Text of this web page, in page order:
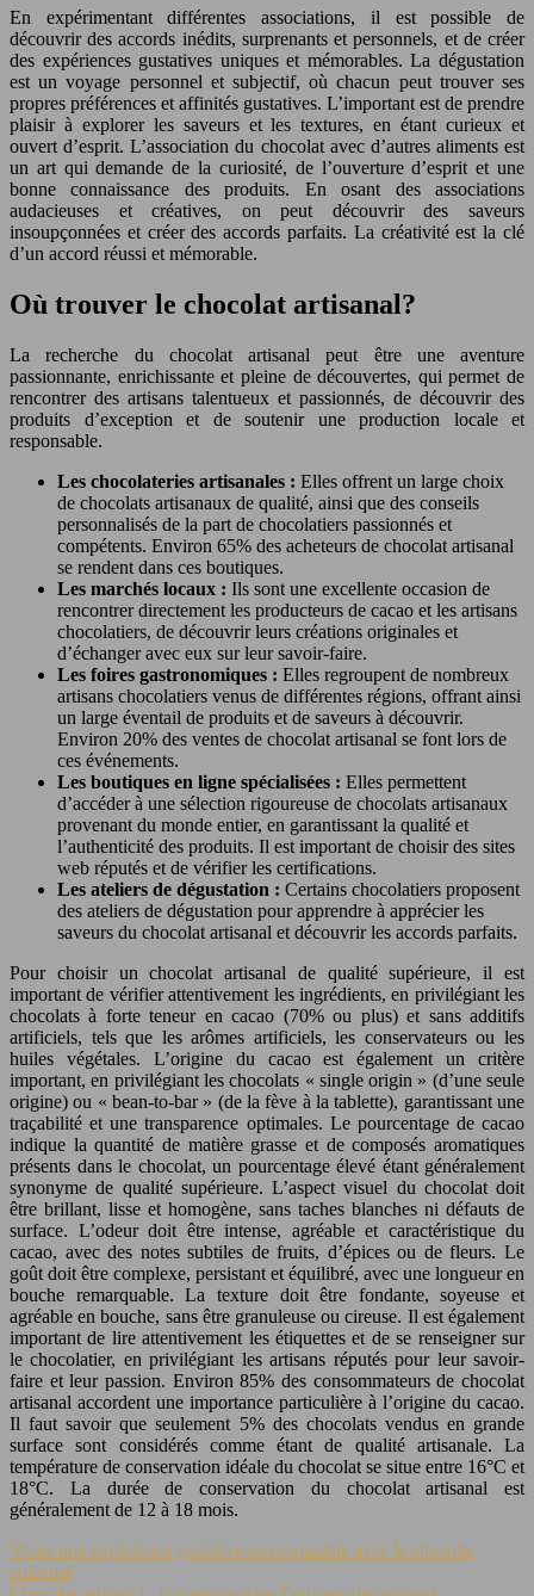
En expérimentant différentes associations, il est possible de
découvrir des accords inédits, surprenants et personnels, et de créer
des expériences gustatives uniques et mémorables. La dégustation
est un voyage personnel et subjectif, où chacun peut trouver ses
propres préférences et affinités gustatives. L’important est de prendre
plaisir à explorer les saveurs et les textures, en étant curieux et
ouvert d’esprit. L’association du chocolat avec d’autres aliments est
un art qui demande de la curiosité, de l’ouverture d’esprit et une
bonne connaissance des produits. En osant des associations
audacieuses et créatives, on peut découvrir des saveurs
insoupçonnées et créer des accords parfaits. La créativité est la clé
d’un accord réussi et mémorable.
Où trouver le chocolat artisanal?
La recherche du chocolat artisanal peut être une aventure
passionnante, enrichissante et pleine de découvertes, qui permet de
rencontrer des artisans talentueux et passionnés, de découvrir des
produits d’exception et de soutenir une production locale et
responsable.
Les chocolateries artisanales : Elles offrent un large choix
de chocolats artisanaux de qualité, ainsi que des conseils
personnalisés de la part de chocolatiers passionnés et
compétents. Environ 65% des acheteurs de chocolat artisanal
se rendent dans ces boutiques.
Les marchés locaux : Ils sont une excellente occasion de
rencontrer directement les producteurs de cacao et les artisans
chocolatiers, de découvrir leurs créations originales et
d’échanger avec eux sur leur savoir-faire.
Les foires gastronomiques : Elles regroupent de nombreux
artisans chocolatiers venus de différentes régions, offrant ainsi
un large éventail de produits et de saveurs à découvrir.
Environ 20% des ventes de chocolat artisanal se font lors de
ces événements.
Les boutiques en ligne spécialisées : Elles permettent
d’accéder à une sélection rigoureuse de chocolats artisanaux
provenant du monde entier, en garantissant la qualité et
l’authenticité des produits. Il est important de choisir des sites
web réputés et de vérifier les certifications.
Les ateliers de dégustation : Certains chocolatiers proposent
des ateliers de dégustation pour apprendre à apprécier les
saveurs du chocolat artisanal et découvrir les accords parfaits.
Pour choisir un chocolat artisanal de qualité supérieure, il est
important de vérifier attentivement les ingrédients, en privilégiant les
chocolats à forte teneur en cacao (70% ou plus) et sans additifs
artificiels, tels que les arômes artificiels, les conservateurs ou les
huiles végétales. L’origine du cacao est également un critère
important, en privilégiant les chocolats « single origin » (d’une seule
origine) ou « bean-to-bar » (de la fève à la tablette), garantissant une
traçabilité et une transparence optimales. Le pourcentage de cacao
indique la quantité de matière grasse et de composés aromatiques
présents dans le chocolat, un pourcentage élevé étant généralement
synonyme de qualité supérieure. L’aspect visuel du chocolat doit
être brillant, lisse et homogène, sans taches blanches ni défauts de
surface. L’odeur doit être intense, agréable et caractéristique du
cacao, avec des notes subtiles de fruits, d’épices ou de fleurs. Le
goût doit être complexe, persistant et équilibré, avec une longueur en
bouche remarquable. La texture doit être fondante, soyeuse et
agréable en bouche, sans être granuleuse ou cireuse. Il est également
important de lire attentivement les étiquettes et de se renseigner sur
le chocolatier, en privilégiant les artisans réputés pour leur savoir-
faire et leur passion. Environ 85% des consommateurs de chocolat
artisanal accordent une importance particulière à l’origine du cacao.
Il faut savoir que seulement 5% des chocolats vendus en grande
surface sont considérés comme étant de qualité artisanale. La
température de conservation idéale du chocolat se situe entre 16°C et
18°C. La durée de conservation du chocolat artisanal est
généralement de 12 à 18 mois.
Vivez une expérience gustative incomparable avec le chocolat
artisanal